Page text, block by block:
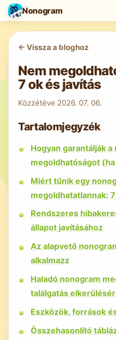
Nonogram
<- Vissza a bloghoz
Nem
7 ok és javítás
Közzétéve 2026. 07. 06.
Tartalomjegyzék
Hogyan garantálják
megoldhatóságot
Miért tűnik egy
megoldhatatlannak:
Rendszeres
állapot javításához
Az alapvető
alkalmazz
Haladó nonogram
találgatás
Eszközök, források
Összehasonlító